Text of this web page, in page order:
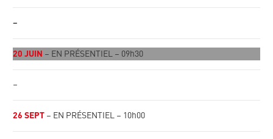
–
20 JUIN – EN PRÉSENTIEL – 09h30
–
26 SEPT – EN PRÉSENTIEL – 10h00